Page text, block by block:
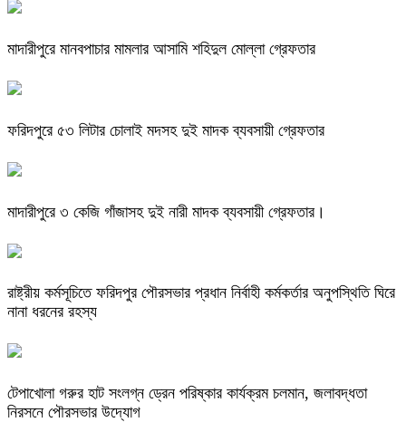
মাদারীপুরে মানবপাচার মামলার আসামি শহিদুল মোল্লা গ্রেফতার
ফরিদপুরে ৫৩ লিটার চোলাই মদসহ দুই মাদক ব্যবসায়ী গ্রেফতার
মাদারীপুরে ৩ কেজি গাঁজাসহ দুই নারী মাদক ব্যবসায়ী গ্রেফতার।
রাষ্ট্রীয় কর্মসূচিতে ফরিদপুর পৌরসভার প্রধান নির্বাহী কর্মকর্তার অনুপস্থিতি ঘিরে
নানা ধরনের রহস্য
টেপাখোলা গরুর হাট সংলগ্ন ড্রেন পরিষ্কার কার্যক্রম চলমান, জলাবদ্ধতা
নিরসনে পৌরসভার উদ্যোগ